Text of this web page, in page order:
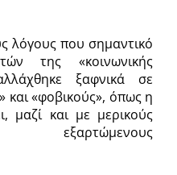
λόγους που σημαντικό
της «κοινωνικής
ξαφνικά σε
και «φοβικούς», όπως η
μαζί και με μερικούς
εξαρτώμενους